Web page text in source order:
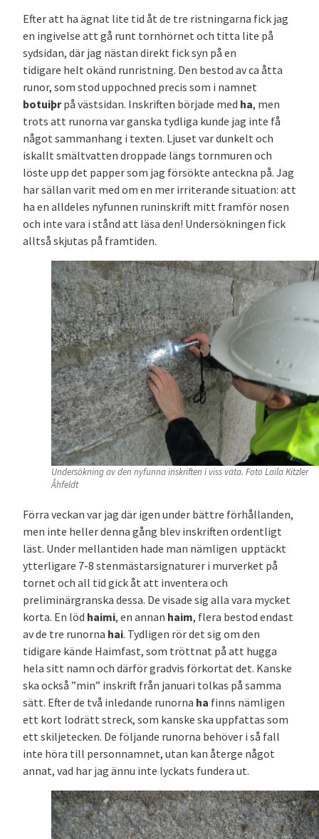
Efter att ha ägnat lite tid åt de tre ristningarna fick jag
en ingivelse att gå runt tornhörnet och titta lite på
sydsidan, där jag nästan direkt fick syn på en
tidigare helt okänd runristning. Den bestod av ca åtta
runor, som stod uppochned precis som i namnet
botuiþrpå västsidan. Inskriften började med ha, men
trots att runorna var ganska tydliga kunde jag inte få
något sammanhang i texten. Ljuset var dunkelt och
iskallt smältvatten droppade längs tornmuren och
löste upp det papper som jag försökte anteckna på. Jag
har sällan varit med om en mer irriterande situation: att
ha en alldeles nyfunnen runinskrift mitt framför nosen
och inte vara i stånd att läsa den! Undersökningen fick
alltså skjutas på framtiden.
Undersökning av den nyfunna inskriften i viss väta. Foto Laila Kitzler
Åhfeldt
Förra veckan var jag där igen under bättre förhållanden,
men inte heller denna gång blev inskriften ordentligt
läst. Under mellantiden hade man nämligen upptäckt
ytterligare 7-8 stenmästarsignaturer i murverket på
tornet och all tid gick åt att inventera och
preliminärgranska dessa. De visade sig alla vara mycket
korta. En löd haimi, en annan haim, flera bestod endast
av de tre runorna hai. Tydligen rör det sig om den
tidigare kände Haimfast, som tröttnat på att hugga
hela sitt namn och därför gradvis förkortat det. Kanske
ska också ”min” inskrift från januari tolkas på samma
sätt. Efter de två inledande runorna ha finns nämligen
ett kort lodrätt streck, som kanske ska uppfattas som
ett skiljetecken. De följande runorna behöver i så fall
inte höra till personnamnet, utan kan återge något
annat, vad har jag ännu inte lyckats fundera ut.